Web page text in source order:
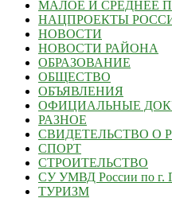
МАЛОЕ И СРЕДНЕЕ
НАЦПРОЕКТЫ
НОВОСТИ
НОВОСТИ РАЙОНА
ОБРАЗОВАНИЕ
ОБЩЕСТВО
ОБЪЯВЛЕНИЯ
ОФИЦИАЛЬНЫЕ
РАЗНОЕ
СВИДЕТЕЛЬСТВО О
СПОРТ
СТРОИТЕЛЬСТВО
СУ УМВД России по г.
ТУРИЗМ